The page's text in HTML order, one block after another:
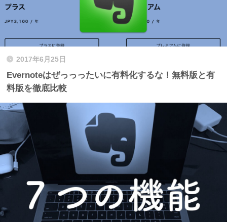
2017年6月25日
Evernoteはぜっっったいに有料化するな！無料版と有
料版を徹底比較